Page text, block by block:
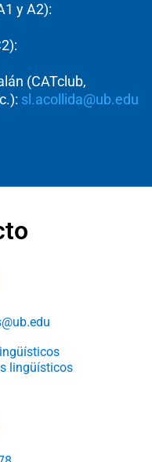
y A2):
(CATclub,
sl.acollida@ub.edu
lingüísticos